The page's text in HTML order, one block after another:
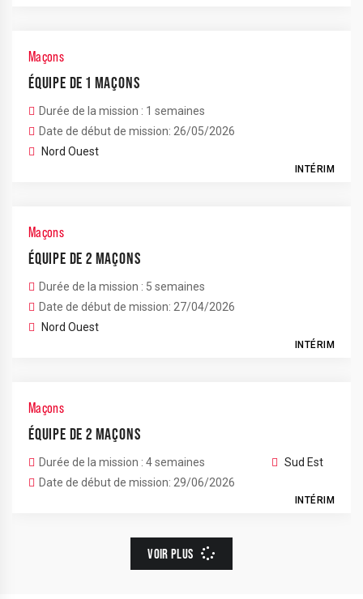
Maçons
ÉQUIPE DE 1 MAÇONS
Durée de la mission : 1 semaines
Date de début de mission: 26/05/2026
Nord Ouest
INTÉRIM
Maçons
ÉQUIPE DE 2 MAÇONS
Durée de la mission : 5 semaines
Date de début de mission: 27/04/2026
Nord Ouest
INTÉRIM
Maçons
ÉQUIPE DE 2 MAÇONS
Durée de la mission : 4 semaines
Date de début de mission: 29/06/2026
Sud Est
INTÉRIM
VOIR PLUS